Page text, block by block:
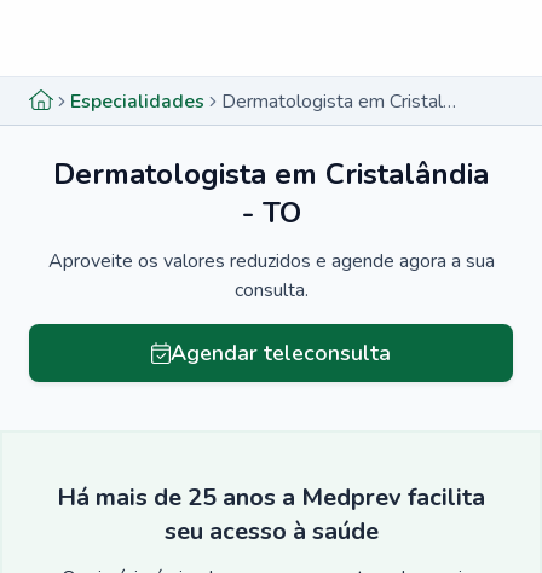
Especialidades Dermatologista em Cristalândia - TO
Dermatologista em Cristalândia
- TO
Aproveite os valores reduzidos e agende agora a sua
consulta.
Agendar teleconsulta
Há mais de 25 anos a Medprev facilita
seu acesso à saúde